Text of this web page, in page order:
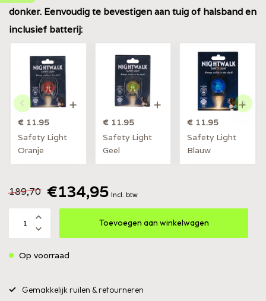
donker. Eenvoudig te bevestigen aan tuig of halsband en
inclusief batterij:
€ 11.95
Safety Light
Oranje
€ 11.95
Safety Light
Geel
€ 11.95
Safety Light
Blauw
189,70 €134,95 Incl. btw
Toevoegen aan winkelwagen
Op voorraad
Gemakkelijk ruilen & retourneren